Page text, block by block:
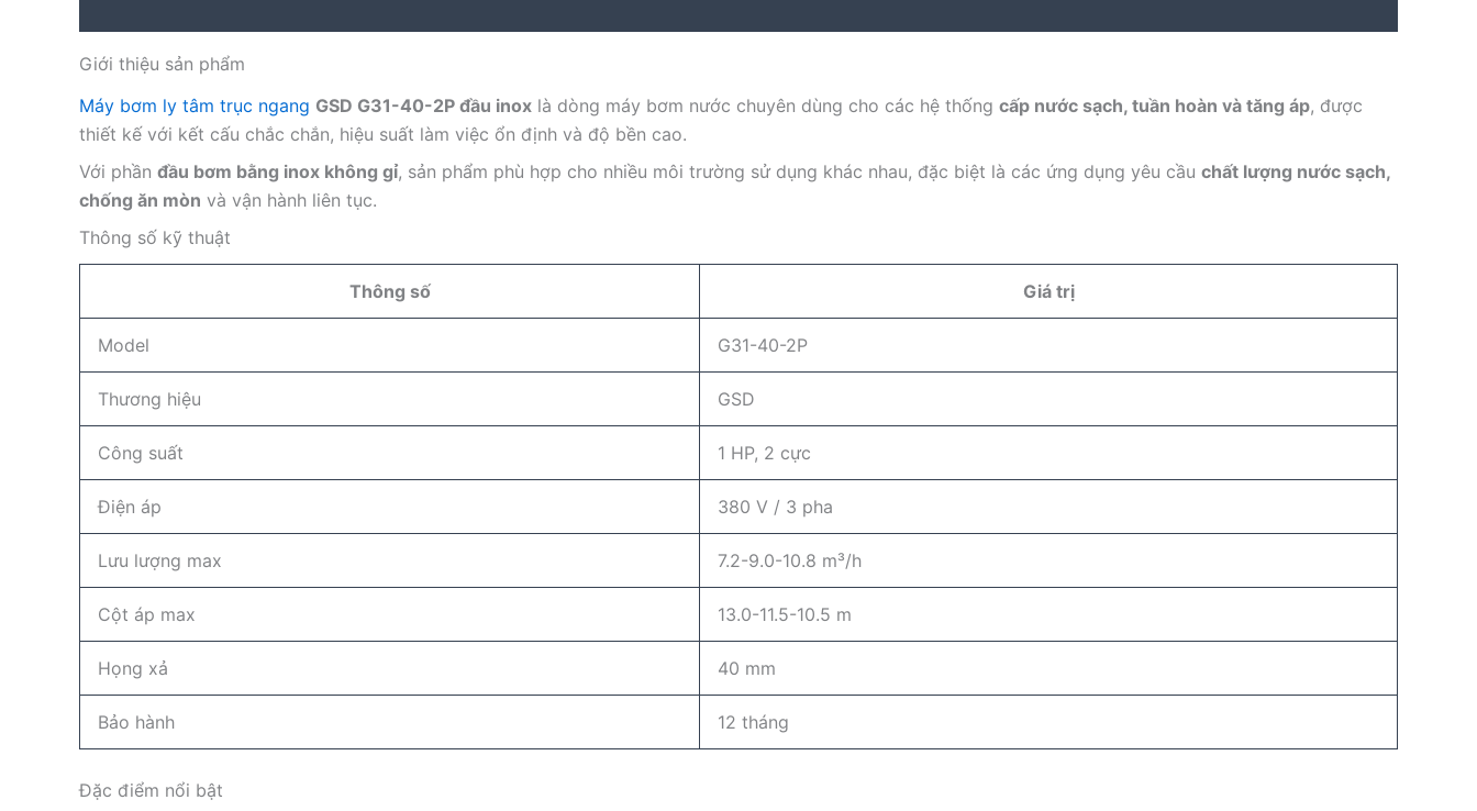
Giới thiệu sản phẩm
Máy bơm ly tâm trục ngang GSD G31-40-2P đầu inox là dòng máy bơm nước chuyên dùng cho các hệ thống cấp nước sạch, tuần hoàn và tăng áp, được
thiết kế với kết cấu chắc chắn, hiệu suất làm việc ổn định và độ bền cao.
Với phần đầu bơm bằng inox không gỉ, sản phẩm phù hợp cho nhiều môi trường sử dụng khác nhau, đặc biệt là các ứng dụng yêu cầu chất lượng nước sạch,
chống ăn mòn và vận hành liên tục.
Thông số kỹ thuật
Thông số Giá trị
Model G31-40-2P
Thương hiệu GSD
Công suất 1 HP, 2 cực
Điện áp 380 V / 3 pha
Lưu lượng max 7.2-9.0-10.8 m³/h
Cột áp max 13.0-11.5-10.5 m
Họng xả 40 mm
Bảo hành 12 tháng
Đặc điểm nổi bật